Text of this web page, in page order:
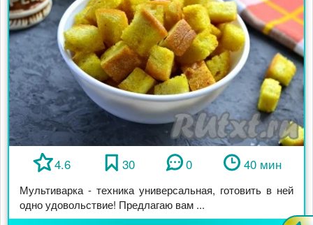
4.6 30 0 40 мин
Мультиварка - техника универсальная, готовить в ней
одно удовольствие! Предлагаю вам ...